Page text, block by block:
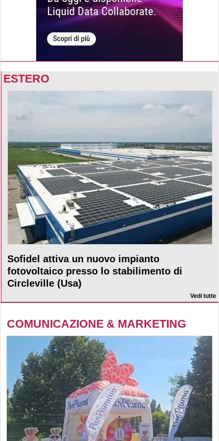
ESTERO
Sofidel attiva un nuovo impianto
fotovoltaico presso lo stabilimento di
Circleville (Usa)
Vedi tutte
COMUNICAZIONE & MARKETING